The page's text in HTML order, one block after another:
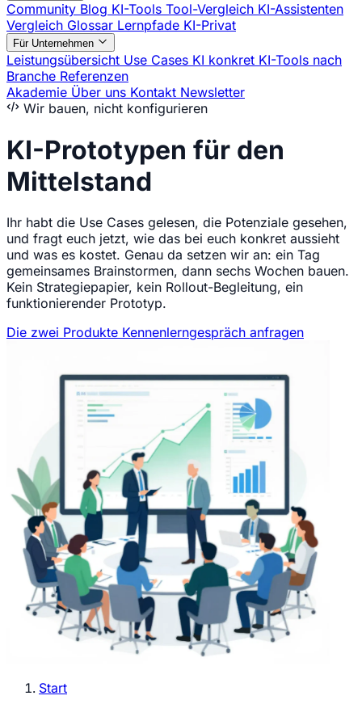
Community Blog KI-Tools Tool-Vergleich KI-Assistenten
Vergleich Glossar Lernpfade KI-Privat
Für Unternehmen
Leistungsübersicht Use Cases KI konkret KI-Tools nach
Branche Referenzen
Akademie Über uns Kontakt Newsletter
Wir bauen, nicht konfigurieren
KI-Prototypen für den
Mittelstand
Ihr habt die Use Cases gelesen, die Potenziale gesehen,
und fragt euch jetzt, wie das bei euch konkret aussieht
und was es kostet. Genau da setzen wir an: ein Tag
gemeinsames Brainstormen, dann sechs Wochen bauen.
Kein Strategiepapier, kein Rollout-Begleitung, ein
funktionierender Prototyp.
Die zwei Produkte Kennenlerngespräch anfragen
Start